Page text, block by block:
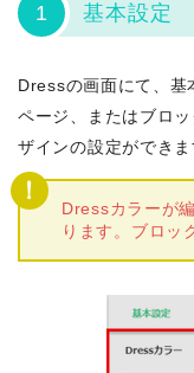
1 基本設定
Dressの画面にて、基
ページ、またはブロ
ザインの設定ができま
Dressカラーが
ります。ブロッ